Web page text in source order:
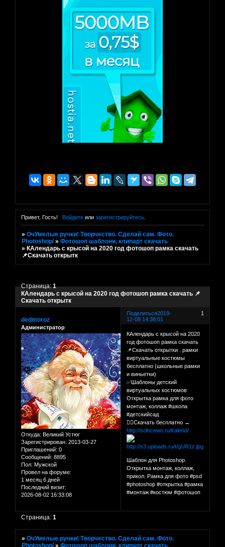
Привет, Гость! Войдитеили зарегистрируйтесь.
»ОчУмелые ручки! Творчество. Сделай сам. Фото.
Photoshop/ »Фотошоп шаблони, клипарт скачать
» КАлендарь с крысой на 2020 год фотошоп рамка скачать
📌Скачать открытк
КАлендарь с крысой на 2020 год фотошоп рамка скачать 📌
Скачать открытк
Страница:1
Поделиться 1
2019-
12-09 14:38:01
dedmoroz
Администратор
Откуда: Великий Устюг
Зарегистрирован: 2013-03-27
Приглашений: 0
Сообщений: 8895
Пол: Мужской
Провел на форуме:
1 месяц 6 дней
Последний визит:
2026-08-02 16:33:08
КАлендарь с крысой на 2020
год фотошоп рамка скачать
📌Скачать открытки . рамки
виртуальные костюмы
бесплатно (школьные рамки
и виньетки)
✅Шаблоны детский
виртуальных костюмов
Открытка рамка для фото
монтаж, коллаж #школа
#детскийсад
👉🏻Скачать бесплатно →
http://solncewo.ru/kalend/
Шаблон для Photoshop.
Открытка монтаж, коллаж,
прикол. Рамка для фото #psd
#photoshop #открытка #рамка
#монтаж #костюм #фотошоп
Страница:1
»ОчУмелые ручки! Творчество. Сделай сам. Фото.
Photoshop/ »Фотошоп шаблони, клипарт скачать